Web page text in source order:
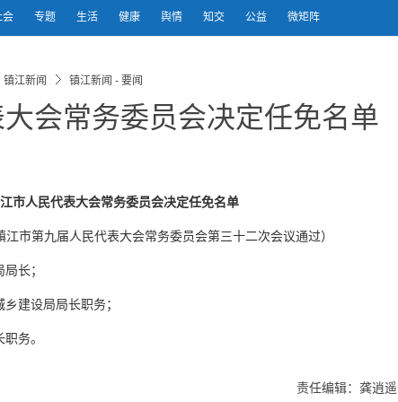
会 专题 生活 健康 舆情 知交 公益 微矩阵
镇江新闻 镇江新闻 - 要闻
会常务委员会决定任免名单
市人民代表大会常务委员会决定任免名单
江市第九届人民代表大会常务委员会第三十二次会议通过）
长；
建设局局长职务；
务。
责任编辑：龚逍遥